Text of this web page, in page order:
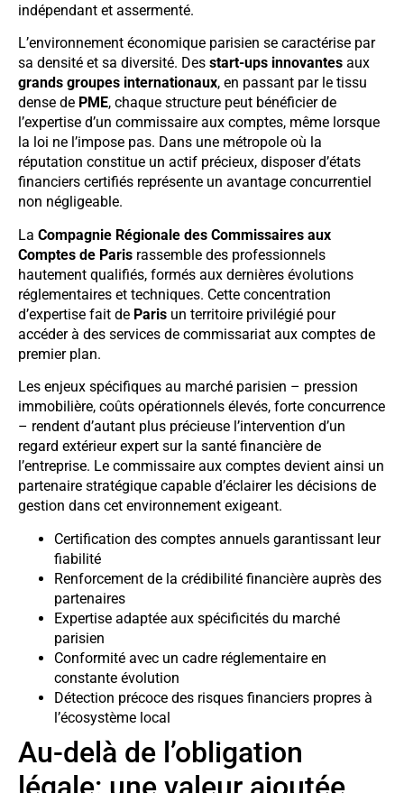
indépendant et assermenté.
L’environnement économique parisien se caractérise par
sa densité et sa diversité. Des start-ups innovantes aux
grands groupes internationaux, en passant par le tissu
dense de PME, chaque structure peut bénéficier de
l’expertise d’un commissaire aux comptes, même lorsque
la loi ne l’impose pas. Dans une métropole où la
réputation constitue un actif précieux, disposer d’états
financiers certifiés représente un avantage concurrentiel
non négligeable.
La Compagnie Régionale des Commissaires aux
Comptes de Paris rassemble des professionnels
hautement qualifiés, formés aux dernières évolutions
réglementaires et techniques. Cette concentration
d’expertise fait de Paris un territoire privilégié pour
accéder à des services de commissariat aux comptes de
premier plan.
Les enjeux spécifiques au marché parisien – pression
immobilière, coûts opérationnels élevés, forte concurrence
– rendent d’autant plus précieuse l’intervention d’un
regard extérieur expert sur la santé financière de
l’entreprise. Le commissaire aux comptes devient ainsi un
partenaire stratégique capable d’éclairer les décisions de
gestion dans cet environnement exigeant.
Certification des comptes annuels garantissant leur
fiabilité
Renforcement de la crédibilité financière auprès des
partenaires
Expertise adaptée aux spécificités du marché
parisien
Conformité avec un cadre réglementaire en
constante évolution
Détection précoce des risques financiers propres à
l’écosystème local
Au-delà de l’obligation